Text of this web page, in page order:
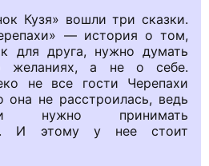
Кузя» вошли три сказки.
— история о том,
для друга, нужно думать
а не о себе.
не все гости Черепахи
не расстроилась, ведь
нужно принимать
И этому у нее стоит